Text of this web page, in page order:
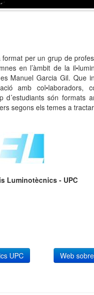
format per un grup de
en l’àmbit de la
Manuel Garcia Gil. Que
amb col•laboradors,
d’estudiants són formats
segons els temes a
Luminotècnics - UPC
UPC Web